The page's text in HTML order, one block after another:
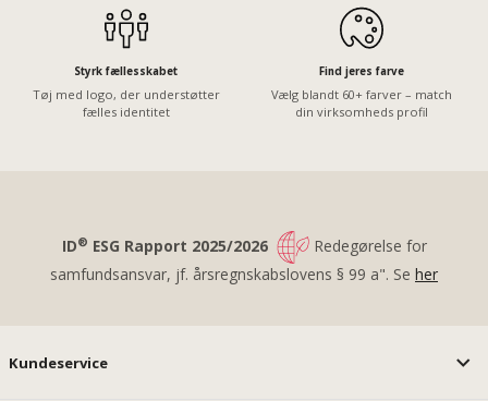
Styrk fællesskabet
Tøj med logo, der understøtter
fælles identitet
Find jeres farve
Vælg blandt 60+ farver – match
din virksomheds profil
ID® ESG Rapport 2025/2026
Redegørelse for
samfundsansvar, jf. årsregnskabslovens § 99 a". Se her
Kundeservice